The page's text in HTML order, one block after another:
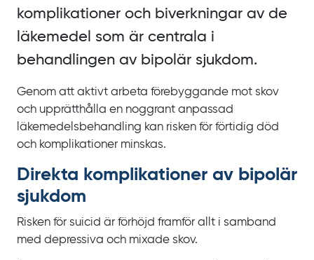
komplikationer och biverkningar av de
läkemedel som är centrala i
behandlingen av bipolär sjukdom.
Genom att aktivt arbeta förebyggande mot skov
och upprätthålla en noggrant anpassad
läkemedelsbehandling kan risken för förtidig död
och komplikationer minskas.
Direkta komplikationer av bipolär
sjukdom
Risken för suicid är förhöjd framför allt i samband
med depressiva och mixade skov.